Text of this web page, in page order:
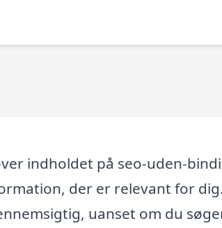
indholdet på seo-uden-
der er relevant for
uanset om du